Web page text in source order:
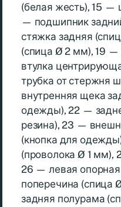
(белая жесть), 15 —
— подшипник
стяжка задняя
(спица Ø 2 мм), 19
втулка
трубка от стержня
внутренняя щека
одежды), 22 —
резина), 23 —
(кнопка для
(проволока Ø 1
26 — левая
поперечина
задняя полурама